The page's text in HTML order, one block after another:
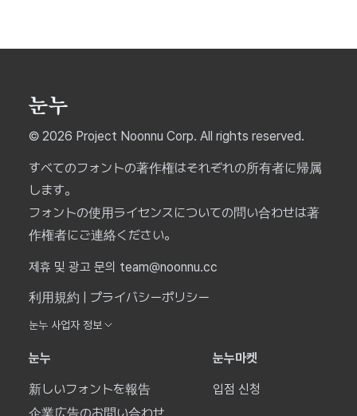
© 2026 Project Noonnu Corp. All rights reserved.
すべてのフォントの著作権はそれぞれの所有者に帰属
します。
フォントの使用ライセンスについての問い合わせは著
作権者にご連絡ください。
제휴 및 광고 문의 team@noonnu.cc
利用規約
プライバシーポリシー
눈누 사업자 정보
눈누
新しいフォントを報告
눈누마켓
입점 신청